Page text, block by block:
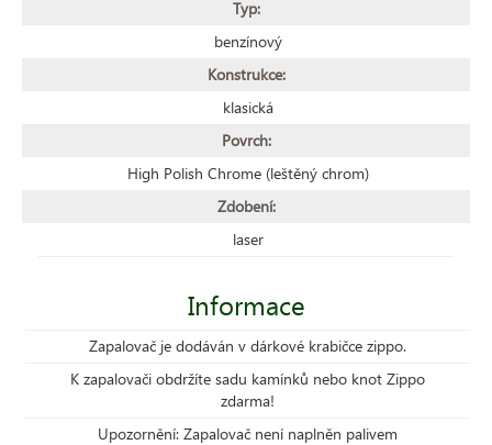
Typ:
benzínový
Konstrukce:
klasická
Povrch:
High Polish Chrome (leštěný chrom)
Zdobení:
laser
Informace
Zapalovač je dodáván v dárkové krabičce zippo.
K zapalovači obdržíte sadu kamínků nebo knot Zippo
zdarma!
Upozornění: Zapalovač není naplněn palivem